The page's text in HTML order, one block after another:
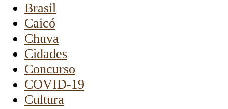
Brasil
Caicó
Chuva
Cidades
Concurso
COVID-19
Cultura